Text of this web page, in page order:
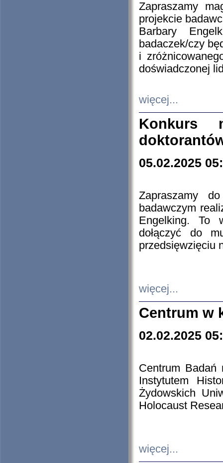
Zapraszamy
projekcie
Barbary
badaczek/czy
i
doświadczonej
więcej...
Konkurs
05.02.2025
Zapraszamy
badawczym
Engelking. To
dołączyć do
przedsięwzięciu
więcej...
Centrum w
02.02.2025
Centrum Badań
Instytutem
Żydowskich
Holocaust
więcej...